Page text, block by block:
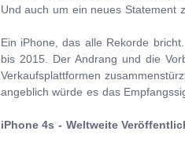
Und auch um ein neues Statement
Ein iPhone, das alle Rekorde
bis 2015. Der Andrang und die
Verkaufsplattformen
angeblich würde es das
iPhone 4s - Weltweite